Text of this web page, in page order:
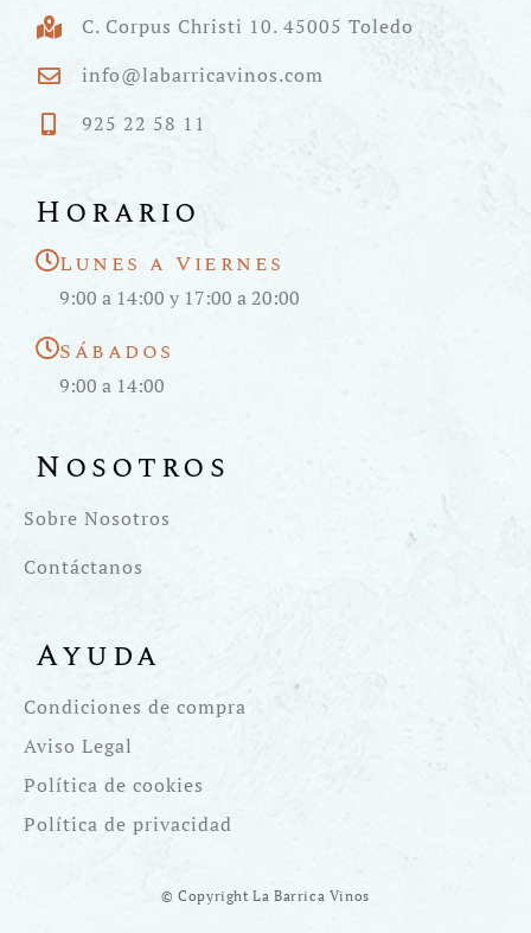
C. Corpus Christi 10. 45005 Toledo
info@labarricavinos.com
925 22 58 11
Horario
Lunes a Viernes
9:00 a 14:00 y 17:00 a 20:00
Sábados
9:00 a 14:00
Nosotros
Sobre Nosotros
Contáctanos
Ayuda
Condiciones de compra
Aviso Legal
Política de cookies
Política de privacidad
© Copyright La Barrica Vinos